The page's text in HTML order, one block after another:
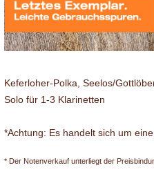
Keferloher-Polka, Seelos/
Solo für 1-3 Klarinetten
*Achtung: Es handelt sich um
* Der Notenverkauf unterliegt der